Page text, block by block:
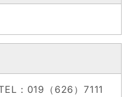
：019（626）7111